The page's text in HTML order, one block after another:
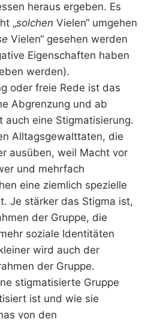
heraus ergeben. Es
„solchen Vielen“ umgehen
Vielen“ gesehen werden
Eigenschaften haben
werden).
oder freie Rede ist das
Abgrenzung und ab
auch eine Stigmatisierung.
Alltagsgewalttaten, die
ausüben, weil Macht vor
und mehrfach
eine ziemlich spezielle
Je stärker das Stigma ist,
der Gruppe, die
soziale Identitäten
wird auch der
der Gruppe.
stigmatisierte Gruppe
ist und wie sie
von den